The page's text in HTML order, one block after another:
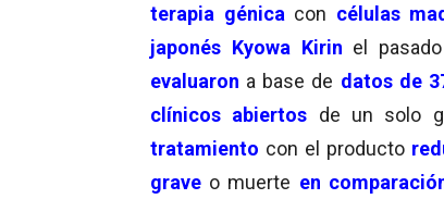
terapia génica con células
japonés Kyowa Kirin el pasado
evaluaron a base de datos de
clínicos abiertos de un solo
tratamiento con el producto
grave o muerte en